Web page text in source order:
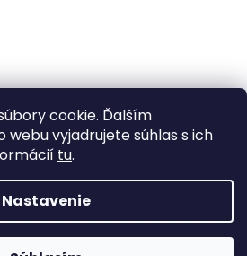
cookie. Ďalším
vyjadrujete súhlas s ich
tu.
Nastavenie
PAPAGAJE.sk. Všetky práva